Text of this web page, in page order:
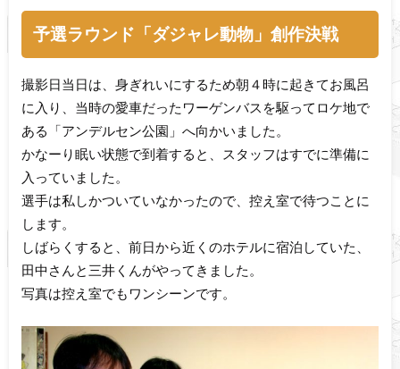
予選ラウンド「ダジャレ動物」創作決戦
撮影日当日は、身ぎれいにするため朝４時に起きてお風呂
に入り、当時の愛車だったワーゲンバスを駆ってロケ地で
ある「アンデルセン公園」へ向かいました。
かなーり眠い状態で到着すると、スタッフはすでに準備に
入っていました。
選手は私しかついていなかったので、控え室で待つことに
します。
しばらくすると、前日から近くのホテルに宿泊していた、
田中さんと三井くんがやってきました。
写真は控え室でもワンシーンです。